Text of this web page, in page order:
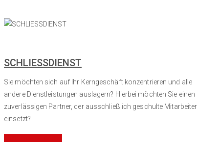
SCHLIESSDIENST
Sie möchten sich auf Ihr Kerngeschäft konzentrieren und alle
andere Dienstleistungen auslagern? Hierbei möchten Sie einen
zuverlässigen Partner, der ausschließlich geschulte Mitarbeiter
einsetzt?